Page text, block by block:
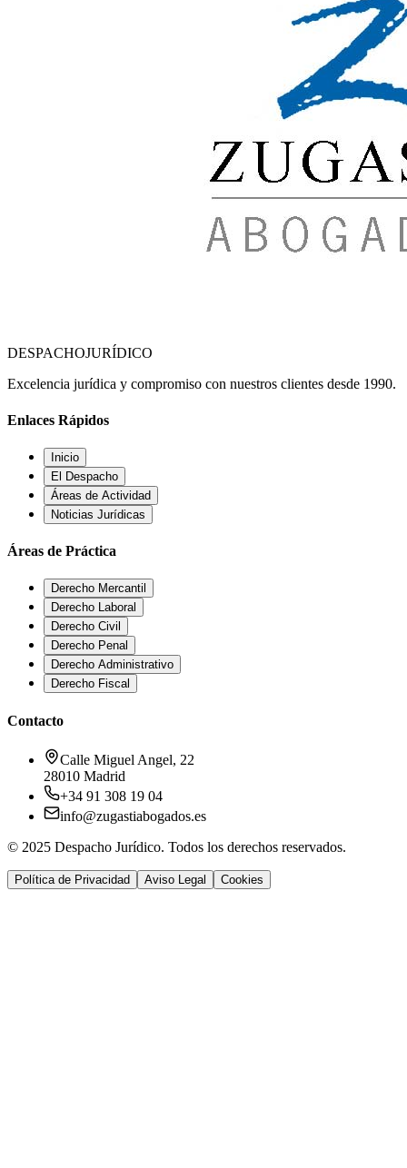
DESPACHOJURÍDICO
Excelencia jurídica y compromiso con nuestros clientes desde 1990.
Enlaces Rápidos
Inicio
El Despacho
Áreas de Actividad
Noticias Jurídicas
Áreas de Práctica
Derecho Mercantil
Derecho Laboral
Derecho Civil
Derecho Penal
Derecho Administrativo
Derecho Fiscal
Contacto
Calle Miguel Angel, 22
28010 Madrid
+34 91 308 19 04
info@zugastiabogados.es
© 2025 Despacho Jurídico. Todos los derechos reservados.
Política de Privacidad Aviso Legal Cookies